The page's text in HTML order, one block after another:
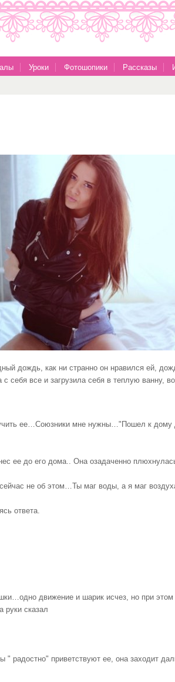
Уроки Фотошопики Рассказы
дождь, как ни странно он нравился ей,
все и загрузила себя в теплую ванну,
ее…Союзники мне нужны…"Пошел к
ее до его дома.. Она озадаченно
не об этом…Ты маг воды, а я маг
ответа.
движение и шарик исчез, но при
руки сказал
" радостно" приветствуют ее, она заходит